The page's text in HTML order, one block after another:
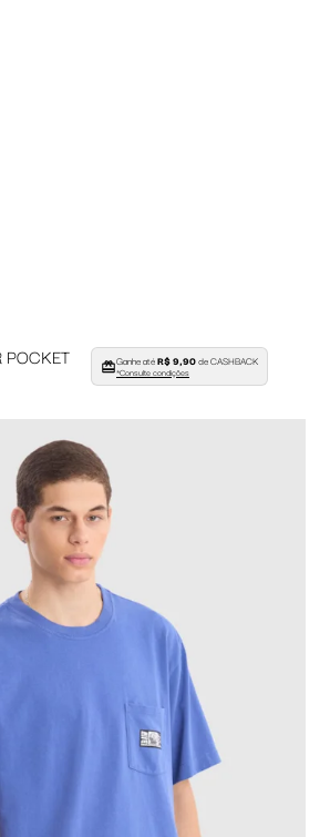
POCKET
Ganhe atéR$ 9,90de CASHBACK
*Consulte condições